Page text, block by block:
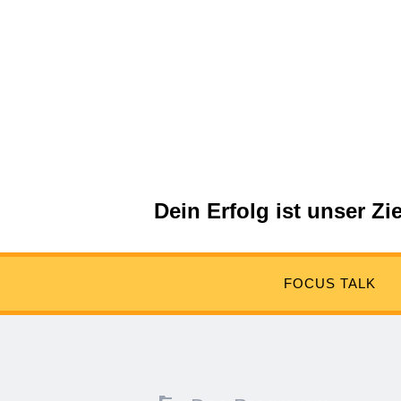
Dein Erfolg ist unser
Menü
Verweise
Suchen
FOCUS TALK